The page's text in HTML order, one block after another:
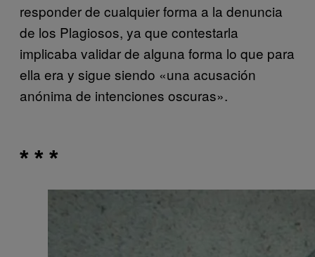
responder de cualquier forma a la denuncia
de los Plagiosos, ya que contestarla
implicaba validar de alguna forma lo que para
ella era y sigue siendo «una acusación
anónima de intenciones oscuras».
* * *